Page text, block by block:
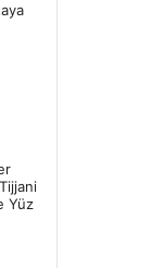
Yüz